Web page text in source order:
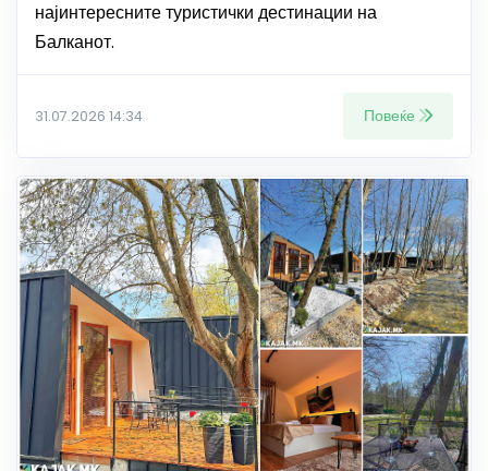
најинтересните туристички дестинации на
Балканот.
31.07.2026 14:34 Повеќе